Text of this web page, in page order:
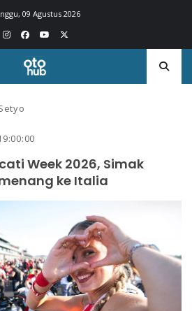
09 Agustus 2026
Week 2026, Simak
ke Italia